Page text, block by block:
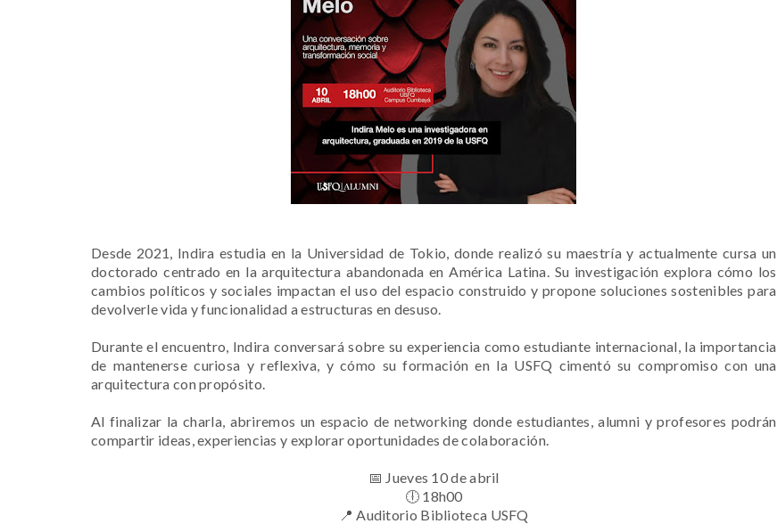
Desde 2021, Indira estudia en la Universidad de Tokio, donde realizó su maestría y actualmente cursa un
doctorado centrado en la arquitectura abandonada en América Latina. Su investigación explora cómo los
cambios políticos y sociales impactan el uso del espacio construido y propone soluciones sostenibles para
devolverle vida y funcionalidad a estructuras en desuso.
Durante el encuentro, Indira conversará sobre su experiencia como estudiante internacional, la importancia
de mantenerse curiosa y reflexiva, y cómo su formación en la USFQ cimentó su compromiso con una
arquitectura con propósito.
Al finalizar la charla, abriremos un espacio de networking donde estudiantes, alumni y profesores podrán
compartir ideas, experiencias y explorar oportunidades de colaboración.
📅 Jueves 10 de abril
🕕 18h00
📍 Auditorio Biblioteca USFQ